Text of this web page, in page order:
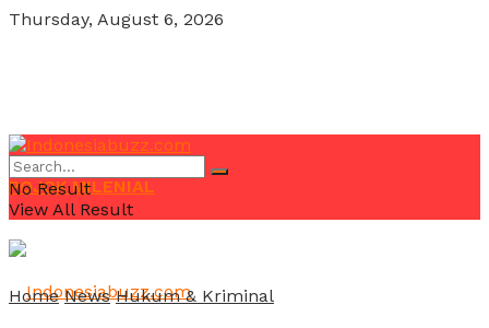
Thursday, August 6, 2026
POJOK MILENIAL
No Result
View All Result
Home News Hukum & Kriminal